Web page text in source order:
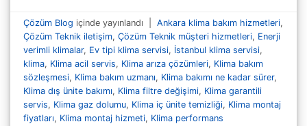
Çözüm Blog içinde yayınlandı Ankara klima bakım hizmetleri,
Çözüm Teknik iletişim,Çözüm Teknik müşteri hizmetleri, Enerji
verimli klimalar, Ev tipi klima servisi, İstanbul klima servisi,
klima, Klima acil servis, Klima arıza çözümleri, Klima bakım
sözleşmesi, Klima bakım uzmanı, Klima bakımı ne kadar sürer,
Klima dış ünite bakımı, Klima filtre değişimi, Klima garantili
servis, Klima gaz dolumu, Klima iç ünite temizliği, Klima montaj
fiyatları, Klima montaj hizmeti, Klima performans